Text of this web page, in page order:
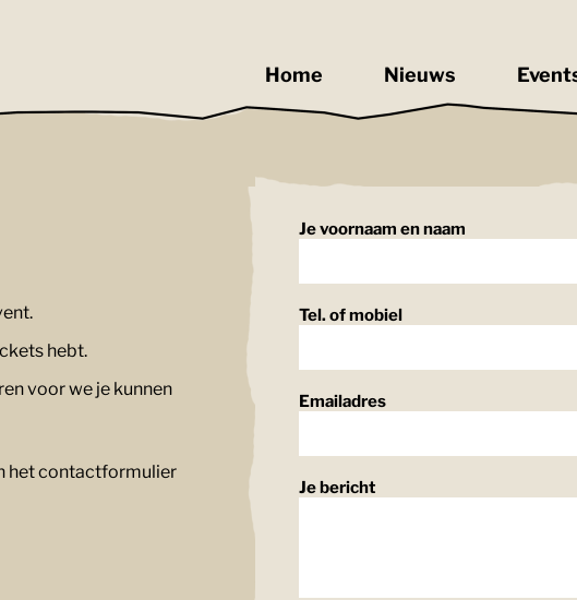
Home Nieuws
hebt.
voor we je kunnen
het contactformulier
Je voornaam en naam
Tel. of mobiel
Emailadres
Je bericht